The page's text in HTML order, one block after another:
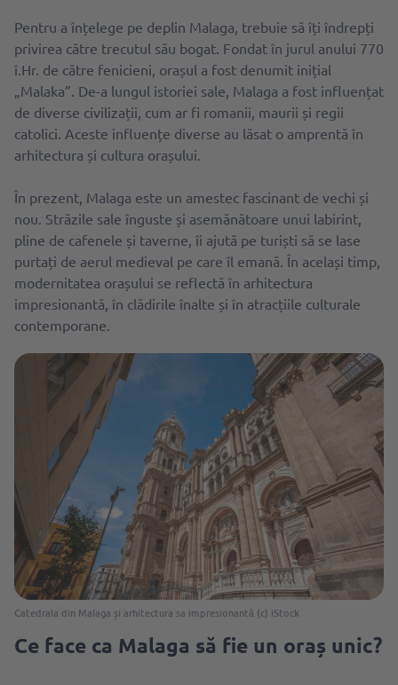
Pentru a înțelege pe deplin Malaga, trebuie să îți îndrepți
privirea către trecutul său bogat. Fondat în jurul anului 770
î.Hr. de către fenicieni, orașul a fost denumit inițial
„Malaka”. De-a lungul istoriei sale, Malaga a fost influențat
de diverse civilizații, cum ar fi romanii, maurii și regii
catolici. Aceste influențe diverse au lăsat o amprentă în
arhitectura și cultura orașului.
În prezent, Malaga este un amestec fascinant de vechi și
nou. Străzile sale înguste și asemănătoare unui labirint,
pline de cafenele și taverne, îi ajută pe turiști să se lase
purtați de aerul medieval pe care îl emană. În același timp,
modernitatea orașului se reflectă în arhitectura
impresionantă, în clădirile înalte și în atracțiile culturale
contemporane.
Catedrala din Malaga și arhitectura sa impresionantă (c) iStock
Ce face ca Malaga să fie un oraș unic?